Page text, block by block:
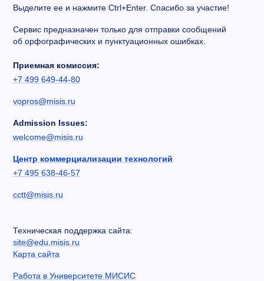
Выделите ее и нажмите Ctrl+Enter. Спасибо за участие!
Сервис предназначен только для отправки сообщений
об орфографических и пунктуационных ошибках.
Приемная комиссия:
+7 499 649-44-80
vopros@misis.ru
Admission Issues:
welcome@misis.ru
Центр коммерциализации технологий
+7 495 638-46-57
cctt@misis.ru
Техническая поддержка сайта:
site@edu.misis.ru
Карта сайта
Работа в Университете МИСИС